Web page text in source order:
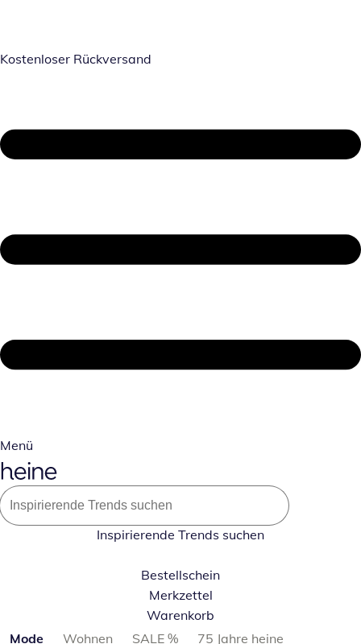
Kostenloser Rückversand
Menü
Inspirierende Trends suchen
Bestellschein
Merkzettel
Warenkorb
Produktkategorien überspringen
Mode Wohnen SALE %
75 Jahre heine